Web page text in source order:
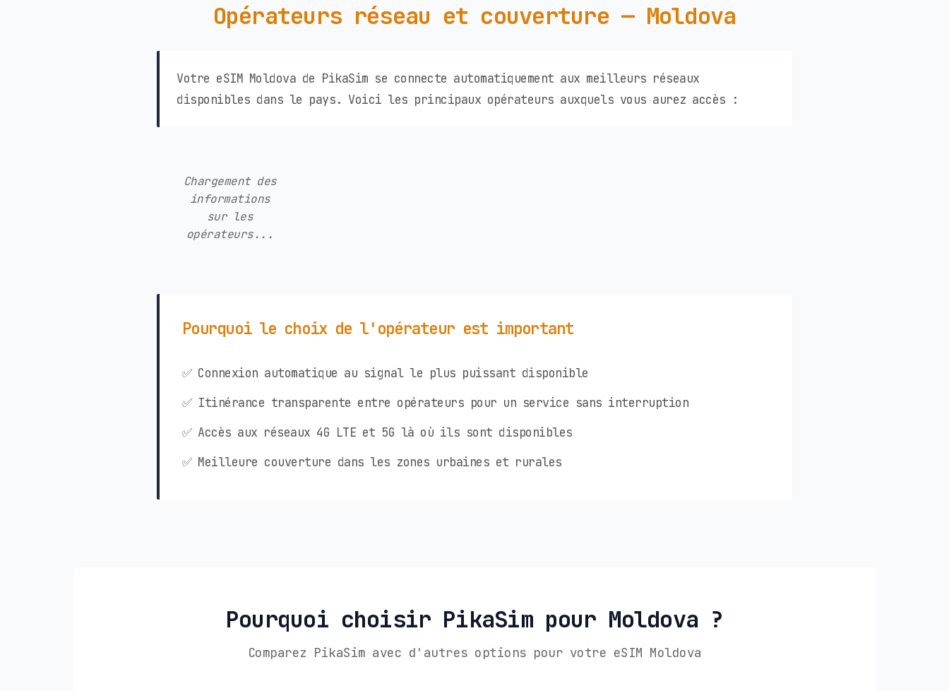
Opérateurs réseau et couverture — Moldova
Votre eSIM Moldova de PikaSim se connecte automatiquement aux meilleurs réseaux
disponibles dans le pays. Voici les principaux opérateurs auxquels vous aurez accès :
Chargement des
informations
sur les
opérateurs...
Pourquoi le choix de l'opérateur est important
✅ Connexion automatique au signal le plus puissant disponible
✅ Itinérance transparente entre opérateurs pour un service sans interruption
✅ Accès aux réseaux 4G LTE et 5G là où ils sont disponibles
✅ Meilleure couverture dans les zones urbaines et rurales
Pourquoi choisir PikaSim pour Moldova ?
Comparez PikaSim avec d'autres options pour votre eSIM Moldova